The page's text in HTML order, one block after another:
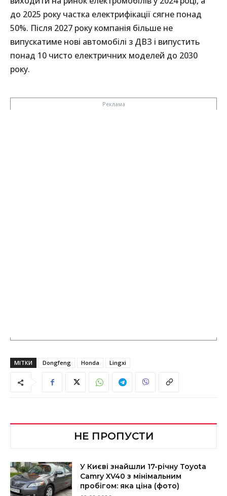
до 2025 року частка електрифікації сягне понад
50%. Після 2027 року компанія більше не
випускатиме нові автомобілі з ДВЗ і випустить
понад 10 чисто електричних моделей до 2030
року.
МІТКИ Dongfeng Honda Lingxi
НЕ ПРОПУСТИ
У Києві знайшли 17-річну Toyota
Camry XV40 з мінімальним
пробігом: яка ціна (фото)